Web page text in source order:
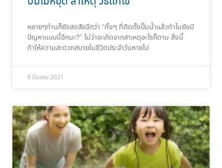
หลายๆท่านก็ยังสงสัยอีกว่า “ทั้งๆ ที่ติดตั้งปั๊มน้ำแล้วทำไมยังมี
ปัญหาแบบนี้อีกนะ?” ไม่ว่าจะเกิดจากสาเหตุอะไรก็ตาม สิ่งนี้
ทำให้ความสะดวกสบายในชีวิตประจำวันหายไป
9 มีนาคม 2021